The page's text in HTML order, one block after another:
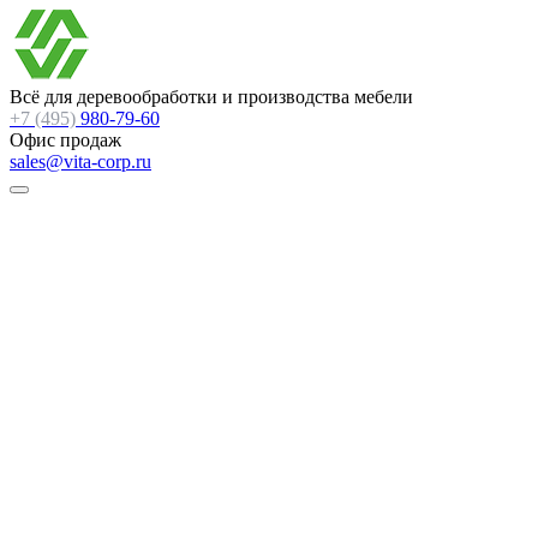
Всё для деревообработки и производства мебели
+7 (495) 980-79-60
Офис продаж
sales@vita-corp.ru